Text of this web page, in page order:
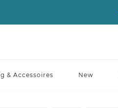
& Accessoires New